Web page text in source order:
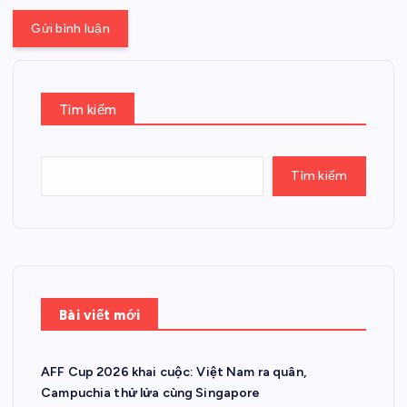
Tìm kiếm
Tìm kiếm
Bài viết mới
AFF Cup 2026 khai cuộc: Việt Nam ra quân,
Campuchia thử lửa cùng Singapore